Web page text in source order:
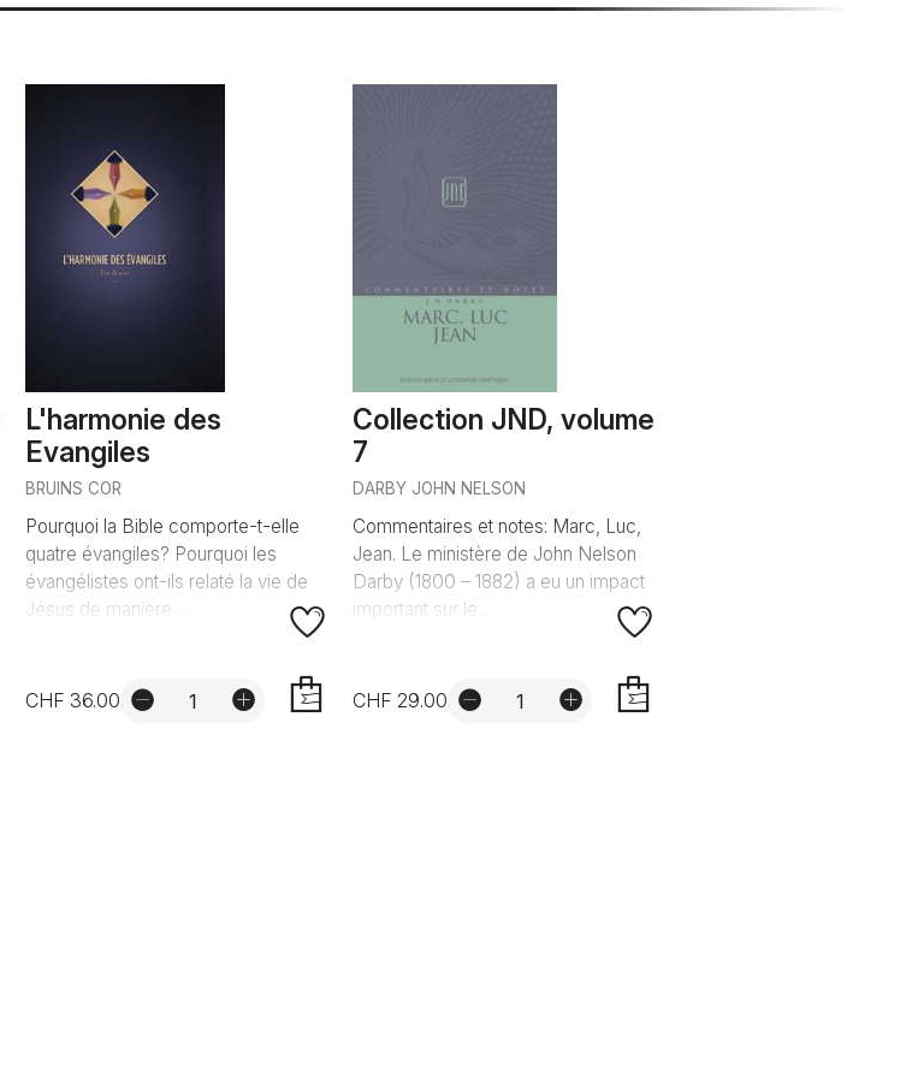
L'harmonie des
Evangiles
BRUINS COR
Pourquoi la Bible comporte-t-elle
quatre évangiles? Pourquoi les
évangélistes ont-ils relaté la vie de
Jésus de manière ...
CHF 36.00
Collection JND, volume
7
DARBY JOHN NELSON
Commentaires et notes: Marc, Luc,
Jean. Le ministère de John Nelson
Darby (1800 – 1882) a eu un impact
important sur le...
CHF 29.00